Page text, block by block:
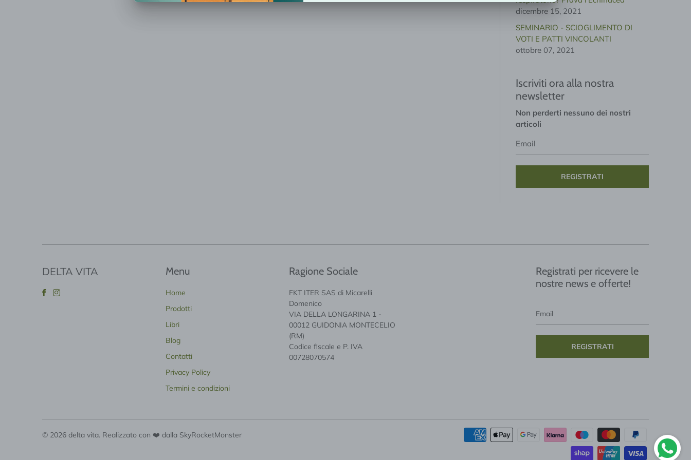
dicembre 15, 2021
SEMINARIO - SCIOGLIMENTO DI
VOTI E PATTI VINCOLANTI
ottobre 07, 2021
Iscriviti ora alla nostra
newsletter
Non perderti nessuno dei nostri
articoli
DELTA VITA Menu
Home
Prodotti
Libri
Blog
Contatti
Privacy Policy
Termini e condizioni
Ragione Sociale
FKT ITER SAS di Micarelli
Domenico
VIA DELLA LONGARINA 1 -
00012 GUIDONIA MONTECELIO
(RM)
Codice fiscale e P. IVA
00728070574
Registrati per ricevere le
nostre news e offerte!
© 2026 delta vita. Realizzato con ❤️ dalla SkyRocketMonster